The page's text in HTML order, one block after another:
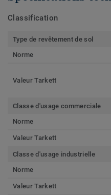
Classification
Type de revêtement de sol
Norme
Valeur Tarkett
Classe d'usage commerciale
Norme
Valeur Tarkett
Classe d'usage industrielle
Norme
Valeur Tarkett